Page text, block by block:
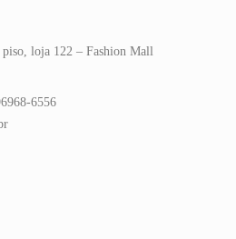
piso, loja 122 – Fashion Mall
6556